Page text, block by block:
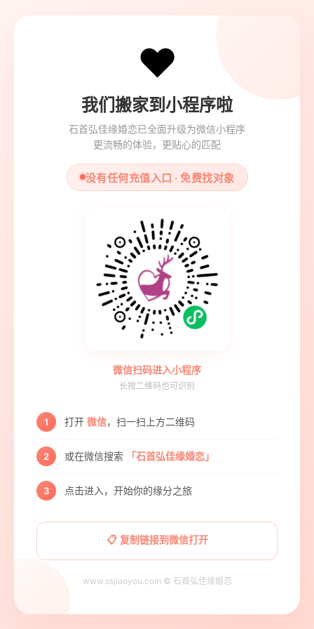
❤️
我们搬家到小程序啦
石首弘佳缘婚恋已全面升级为微信小程序
更流畅的体验，更贴心的匹配
没有任何充值入口 · 免费找对象
微信扫码进入小程序
长按二维码也可识别
1 打开 微信，扫一扫上方二维码
2 或在微信搜索 「石首弘佳缘婚恋」
3 点击进入，开始你的缘分之旅
📋 复制链接到微信打开
www.ssjiaoyou.com © 石首弘佳缘婚恋